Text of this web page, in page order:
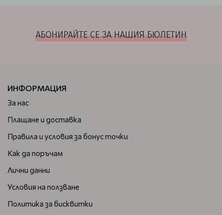
АБОНИРАЙТЕ СЕ ЗА НАШИЯ БЮЛЕТИН
ИНФОРМАЦИЯ
За нас
Плащане и доставка
Правила и условия за бонус точки
Как да поръчам
Лични данни
Условия на ползване
Политика за бисквитки